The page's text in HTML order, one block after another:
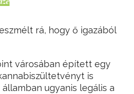
rá, hogy ő igazából
városában épített egy
is
ugyanis legális a